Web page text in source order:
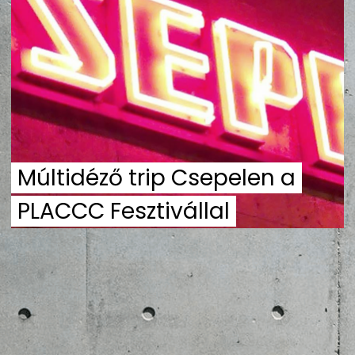
ZENE
MÉDIAAJÁNLAT
IMPRESSZUM
PR-ARCHÍVUM
ADATKEZELÉSI TÁJÉKOZTATÓ
Múltidéző trip Csepelen a
PLACCC Fesztivállal